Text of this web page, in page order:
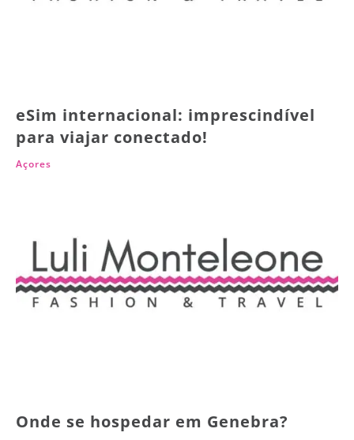
eSim internacional: imprescindível
para viajar conectado!
Açores
Onde se hospedar em Genebra?